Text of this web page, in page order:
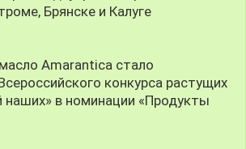
Брянске и Калуге
Amarantica стало
конкурса растущих
наших» в номинации «Продукты